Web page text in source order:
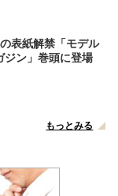
表紙解禁「モデル
ジン」巻頭に登場
もっとみる